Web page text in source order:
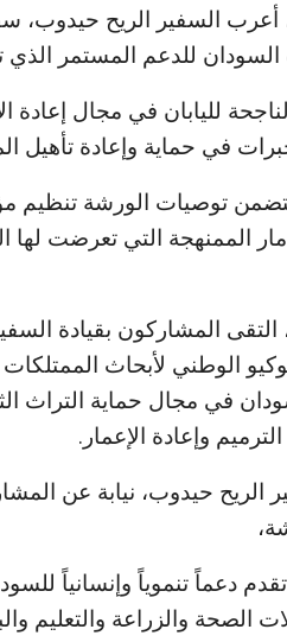
أعرب السفير الريح حيدوب،
للدعم المستمر الذي
لليابان في مجال إعادة
في حماية وإعادة تأهيل
توصيات الورشة تنظيم
الممنهجة التي تعرضت لها
المشاركون بقيادة
الوطني لأبحاث الممتلكات
في مجال حماية التراث
وإعادة الإعمار.
الريح حيدوب، نيابة عن
دعماً تنموياً وإنسانياً
والزراعة والتعليم